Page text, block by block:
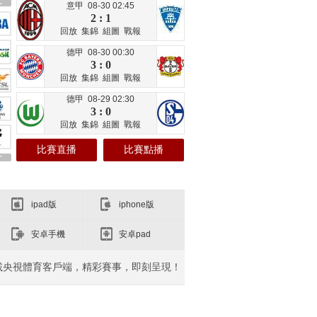
意甲 08-30 02:45
2 : 1
回放 集錦 組圖 戰報
德甲 08-30 00:30
3 : 0
回放 集錦 組圖 戰報
德甲 08-29 02:30
3 : 0
回放 集錦 組圖 戰報
比賽直播 比賽點播
ipad版 iphone版
安卓手機 安卓pad
央視體育客戶端，精彩賽事，即刻呈現！